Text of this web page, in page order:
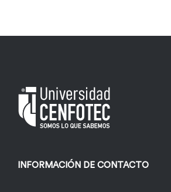
INFORMACIÓN DE CONTACTO